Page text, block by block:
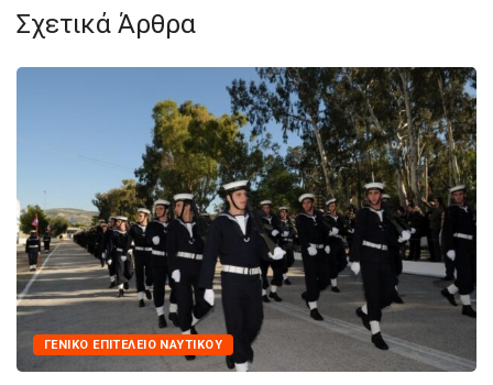
Σχετικά Άρθρα
ΓΕΝΙΚΌ ΕΠΙΤΕΛΕΊΟ ΝΑΥΤΙΚΟΎ
ΛΑΙΛΑΨ 1/26 | Επίδειξη Ναυτικής